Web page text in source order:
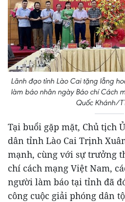
Lãnh đạo tỉnh Lào Cai tặng lẵng
làm báo nhân ngày Báo chí Cách
Quốc Khánh/
Tại buổi gặp mặt, Chủ tịch
dân tỉnh Lào Cai Trịnh
mạnh, cùng với sự trưởng
chí cách mạng Việt Nam,
người làm báo tại tỉnh đã
công cuộc giải phóng dân